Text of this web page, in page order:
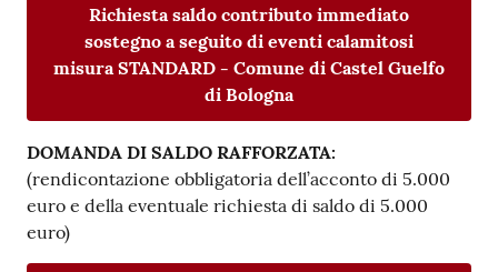
Richiesta saldo contributo immediato
sostegno a seguito di eventi calamitosi
misura STANDARD - Comune di Castel Guelfo
di Bologna
DOMANDA DI SALDO RAFFORZATA:
(rendicontazione obbligatoria dell’acconto di 5.000
euro e della eventuale richiesta di saldo di 5.000
euro)